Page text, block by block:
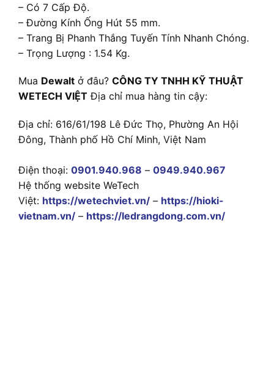
– Có 7 Cấp Độ.
– Đường Kính Ống Hút 55 mm.
– Trang Bị Phanh Thắng Tuyến Tính Nhanh Chóng.
– Trọng Lượng : 1.54 Kg.
Mua Dewalt ở đâu? CÔNG TY TNHH KỸ THUẬT
WETECH VIỆT Địa chỉ mua hàng tin cậy:
Địa chỉ: 616/61/198 Lê Đức Thọ, Phường An Hội
Đông, Thành phố Hồ Chí Minh, Việt Nam
Điện thoại: 0901.940.968 – 0949.940.967
Hệ thống website WeTech
Việt: https://wetechviet.vn/ – https://hioki-
vietnam.vn/ – https://ledrangdong.com.vn/